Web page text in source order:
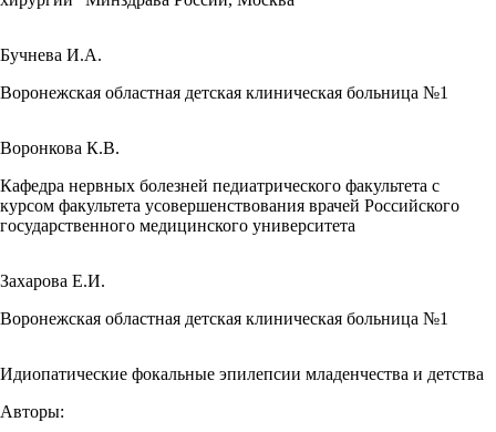
Бучнева И.А.
Воронежская областная детская клиническая больница №1
Воронкова К.В.
Кафедра нервных болезней педиатрического факультета с
курсом факультета усовершенствования врачей Российского
государственного медицинского университета
Захарова Е.И.
Воронежская областная детская клиническая больница №1
Идиопатические фокальные эпилепсии младенчества и детства
Авторы: